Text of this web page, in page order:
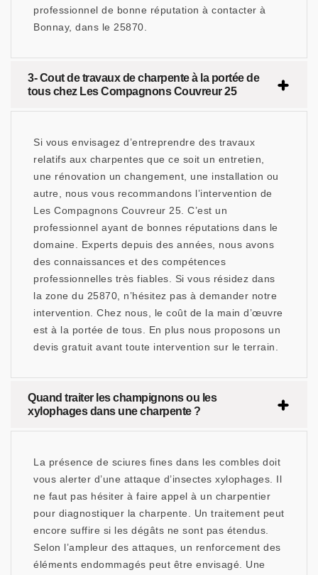
professionnel de bonne réputation à contacter à
Bonnay, dans le 25870.
3- Cout de travaux de charpente à la portée de
tous chez Les Compagnons Couvreur 25
Si vous envisagez d’entreprendre des travaux
relatifs aux charpentes que ce soit un entretien,
une rénovation un changement, une installation ou
autre, nous vous recommandons l’intervention de
Les Compagnons Couvreur 25. C’est un
professionnel ayant de bonnes réputations dans le
domaine. Experts depuis des années, nous avons
des connaissances et des compétences
professionnelles très fiables. Si vous résidez dans
la zone du 25870, n’hésitez pas à demander notre
intervention. Chez nous, le coût de la main d’œuvre
est à la portée de tous. En plus nous proposons un
devis gratuit avant toute intervention sur le terrain.
Quand traiter les champignons ou les
xylophages dans une charpente ?
La présence de sciures fines dans les combles doit
vous alerter d’une attaque d’insectes xylophages. Il
ne faut pas hésiter à faire appel à un charpentier
pour diagnostiquer la charpente. Un traitement peut
encore suffire si les dégâts ne sont pas étendus.
Selon l’ampleur des attaques, un renforcement des
éléments endommagés peut être envisagé. Une